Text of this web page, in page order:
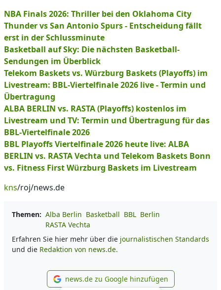
NBA Finals 2026: Thriller bei den Oklahoma City
Thunder vs San Antonio Spurs - Entscheidung fällt
erst in der Schlussminute
Basketball auf Sky: Die nächsten Basketball-
Sendungen im Überblick
Telekom Baskets vs. Würzburg Baskets (Playoffs) im
Livestream: BBL-Viertelfinale 2026 live - Termin und
Übertragung
ALBA BERLIN vs. RASTA (Playoffs) kostenlos im
Livestream und TV: Termin und Übertragung für das
BBL-Viertelfinale 2026
BBL Playoffs Viertelfinale 2026 heute live: ALBA
BERLIN vs. RASTA Vechta und Telekom Baskets Bonn
vs. Fitness First Würzburg Baskets im Livestream
kns/roj/news.de
Themen: Alba Berlin Basketball BBL Berlin
RASTA Vechta
Erfahren Sie hier mehr über die journalistischen Standards
und die Redaktion von news.de.
news.de zu Google
news.de zu Google hinzufügen